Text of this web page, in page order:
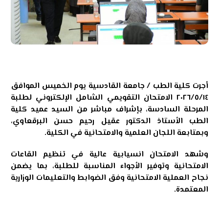
أجرت كلية الطب / جامعة القادسية يوم الخميس الموافق
٢٠٢٦/٥/١٤ الامتحان التقويمي الشامل الإلكتروني لطلبة
المرحلة السادسة، بإشراف مباشر من السيد عميد كلية
الطب الأستاذ الدكتور عقيل رحيم حسن البرقعاوي،
وبمتابعة اللجان العلمية والامتحانية في الكلية.
وشهد الامتحان انسيابية عالية في تنظيم القاعات
الامتحانية وتوفير الأجواء المناسبة للطلبة، بما يضمن
نجاح العملية الامتحانية وفق الضوابط والتعليمات الوزارية
المعتمدة.